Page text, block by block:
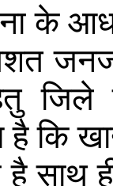
के
जिले
है कि
है साथ